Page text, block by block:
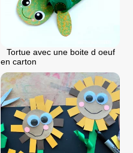
Tortue avec une boite d oeuf
en carton